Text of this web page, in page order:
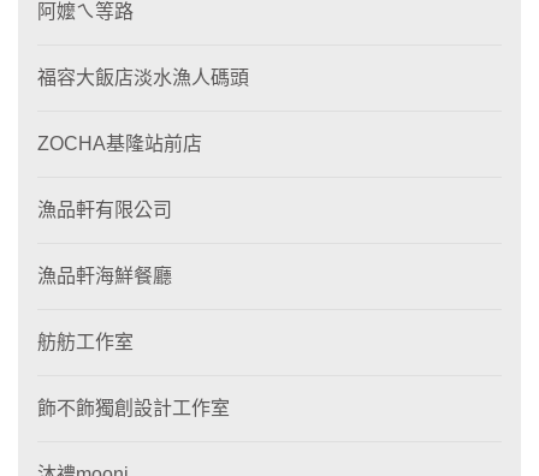
阿嬤ㄟ等路
福容大飯店淡水漁人碼頭
ZOCHA基隆站前店
漁品軒有限公司
漁品軒海鮮餐廳
舫舫工作室
飾不飾獨創設計工作室